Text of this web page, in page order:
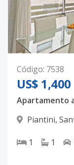
Código: 7538
US$ 1,400
Apartamento
Piantini,
1 1